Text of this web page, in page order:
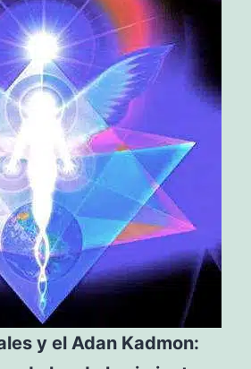
y el Adan Kadmon: